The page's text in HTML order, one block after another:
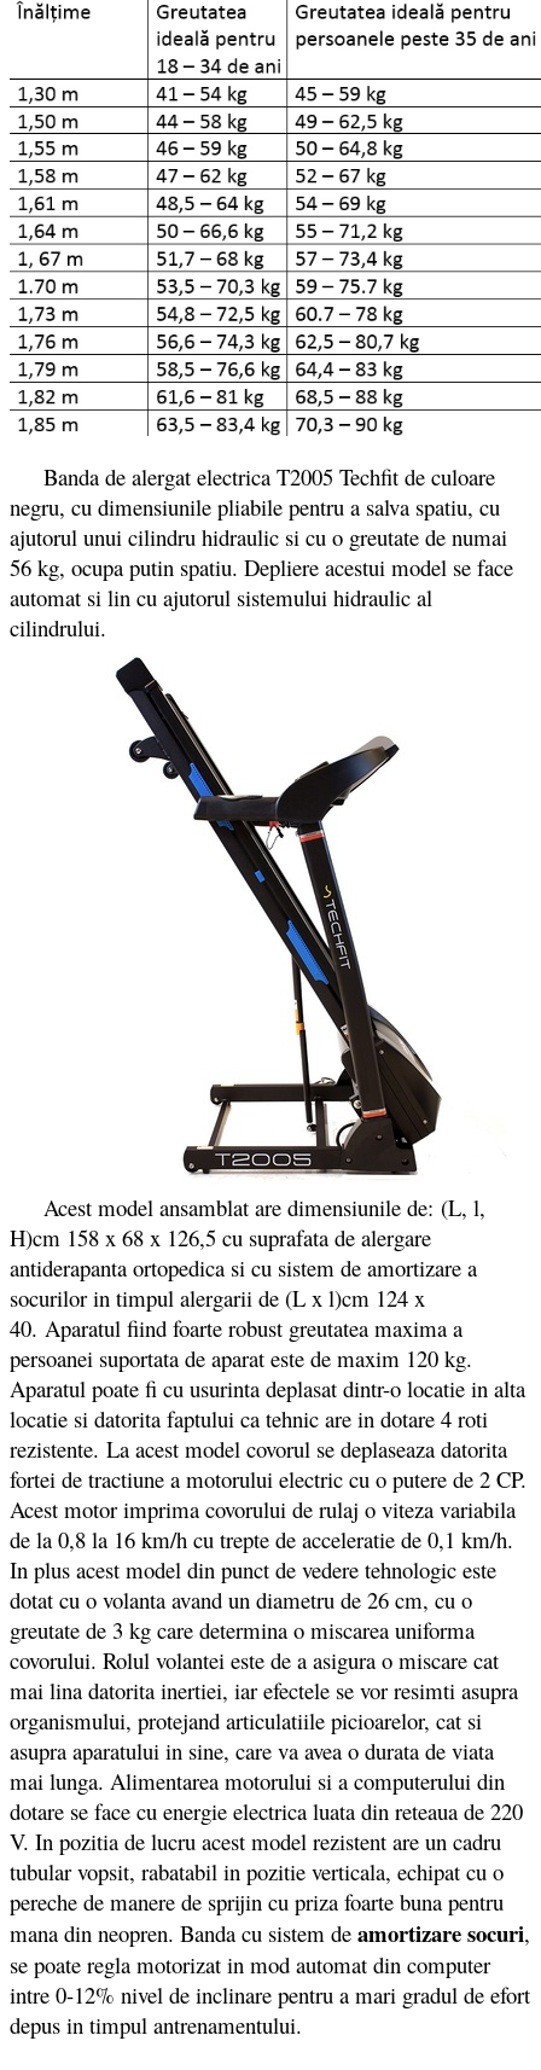
Banda de alergat electrica T2005 Techfit de culoare
negru, cu dimensiunile pliabile pentru a salva spatiu, cu
ajutorul unui cilindru hidraulic si cu o greutate de numai
56 kg, ocupa putin spatiu. Depliere acestui model se face
automat si lin cu ajutorul sistemului hidraulic al
cilindrului.
Acest model ansamblat are dimensiunile de: (L, l,
H)cm 158 x 68 x 126,5 cu suprafata de alergare
antiderapanta ortopedica si cu sistem de amortizare a
socurilor in timpul alergarii de (L x l)cm 124 x
40. Aparatul fiind foarte robust greutatea maxima a
persoanei suportata de aparat este de maxim 120 kg.
Aparatul poate fi cu usurinta deplasat dintr-o locatie in alta
locatie si datorita faptului ca tehnic are in dotare 4 roti
rezistente. La acest model covorul se deplaseaza datorita
fortei de tractiune a motorului electric cu o putere de 2 CP.
Acest motor imprima covorului de rulaj o viteza variabila
de la 0,8 la 16 km/h cu trepte de acceleratie de 0,1 km/h.
In plus acest model din punct de vedere tehnologic este
dotat cu o volanta avand un diametru de 26 cm, cu o
greutate de 3 kg care determina o miscarea uniforma
covorului. Rolul volantei este de a asigura o miscare cat
mai lina datorita inertiei, iar efectele se vor resimti asupra
organismului, protejand articulatiile picioarelor, cat si
asupra aparatului in sine, care va avea o durata de viata
mai lunga. Alimentarea motorului si a computerului din
dotare se face cu energie electrica luata din reteaua de 220
V. In pozitia de lucru acest model rezistent are un cadru
tubular vopsit, rabatabil in pozitie verticala, echipat cu o
pereche de manere de sprijin cu priza foarte buna pentru
mana din neopren. Banda cu sistem de amortizare socuri,
se poate regla motorizat in mod automat din computer
intre 0-12% nivel de inclinare pentru a mari gradul de efort
depus in timpul antrenamentului.